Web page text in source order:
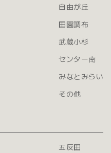
自由が丘
田園調布
武蔵小杉
センター南
みなとみらい
その他
五反田